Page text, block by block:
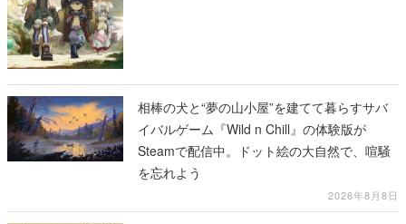
相棒の犬と“夢の山小屋”を建てて暮らすサバ
イバルゲーム『Wild n Chill』の体験版が
Steamで配信中。ドット絵の大自然で、喧騒
を忘れよう
2026年8月8日